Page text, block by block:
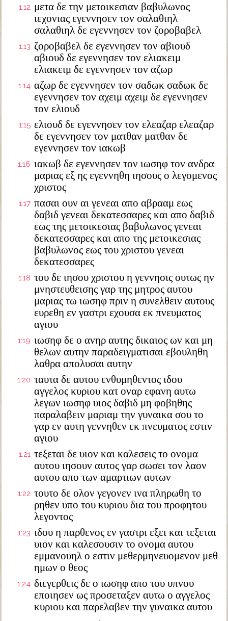
1:12 μετα δε την μετοικεσιαν βαβυλωνος
ιεχονιας εγεννησεν τον σαλαθιηλ
σαλαθιηλ δε εγεννησεν τον ζοροβαβελ
1:13 ζοροβαβελ δε εγεννησεν τον αβιουδ
αβιουδ δε εγεννησεν τον ελιακειμ
ελιακειμ δε εγεννησεν τον αζωρ
1:14 αζωρ δε εγεννησεν τον σαδωκ σαδωκ δε
εγεννησεν τον αχειμ αχειμ δε εγεννησεν
τον ελιουδ
1:15 ελιουδ δε εγεννησεν τον ελεαζαρ ελεαζαρ
δε εγεννησεν τον ματθαν ματθαν δε
εγεννησεν τον ιακωβ
1:16 ιακωβ δε εγεννησεν τον ιωσηφ τον ανδρα
μαριας εξ ης εγεννηθη ιησους ο λεγομενος
χριστος
1:17 πασαι ουν αι γενεαι απο αβρααμ εως
δαβιδ γενεαι δεκατεσσαρες και απο δαβιδ
εως της μετοικεσιας βαβυλωνος γενεαι
δεκατεσσαρες και απο της μετοικεσιας
βαβυλωνος εως του χριστου γενεαι
δεκατεσσαρες
1:18 του δε ιησου χριστου η γεννησις ουτως ην
μνηστευθεισης γαρ της μητρος αυτου
μαριας τω ιωσηφ πριν η συνελθειν αυτους
ευρεθη εν γαστρι εχουσα εκ πνευματος
αγιου
1:19 ιωσηφ δε ο ανηρ αυτης δικαιος ων και μη
θελων αυτην παραδειγματισαι εβουληθη
λαθρα απολυσαι αυτην
1:20 ταυτα δε αυτου ενθυμηθεντος ιδου
αγγελος κυριου κατ οναρ εφανη αυτω
λεγων ιωσηφ υιος δαβιδ μη φοβηθης
παραλαβειν μαριαμ την γυναικα σου το
γαρ εν αυτη γεννηθεν εκ πνευματος εστιν
αγιου
1:21 τεξεται δε υιον και καλεσεις το ονομα
αυτου ιησουν αυτος γαρ σωσει τον λαον
αυτου απο των αμαρτιων αυτων
1:22 τουτο δε ολον γεγονεν ινα πληρωθη το
ρηθεν υπο του κυριου δια του προφητου
λεγοντος
1:23 ιδου η παρθενος εν γαστρι εξει και τεξεται
υιον και καλεσουσιν το ονομα αυτου
εμμανουηλ ο εστιν μεθερμηνευομενον μεθ
ημων ο θεος
1:24 διεγερθεις δε ο ιωσηφ απο του υπνου
εποιησεν ως προσεταξεν αυτω ο αγγελος
κυριου και παρελαβεν την γυναικα αυτου